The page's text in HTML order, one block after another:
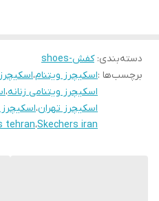
دسته‌بندی:کفش-shoes
برچسب‌ها :اسکیچرز ویتنام،
اسکیچرز ویتنامی زنانه،
اسکیچرز تهران،
Skechers iran،tehran